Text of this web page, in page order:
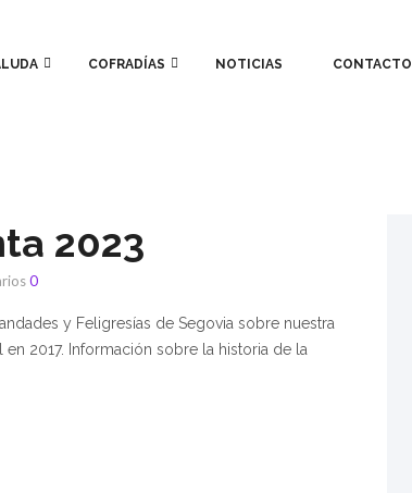
COFRADÍAS NOTICIAS CONTACTO
2023
0
y Feligresías de Segovia sobre nuestra
en 2017. Información sobre la historia de la